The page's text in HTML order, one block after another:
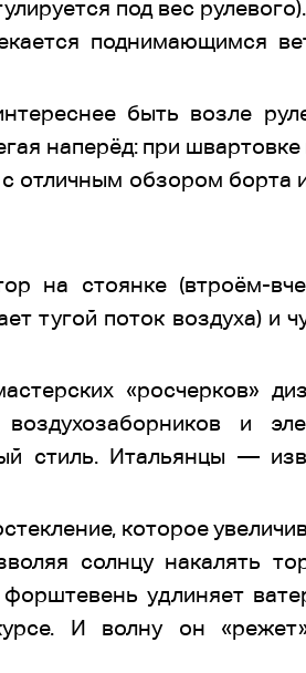
под вес
поднимающимся
быть возле
наперёд: при
отличным обзором борта
на стоянке (втроём-
тугой поток воздуха) и
«росчерков»
и
стиль. Итальянцы —
которое
солнцу накалять
удлиняет
И волну он